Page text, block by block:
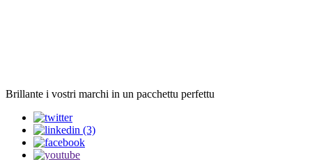
Brillante i vostri marchi in un pacchettu perfettu